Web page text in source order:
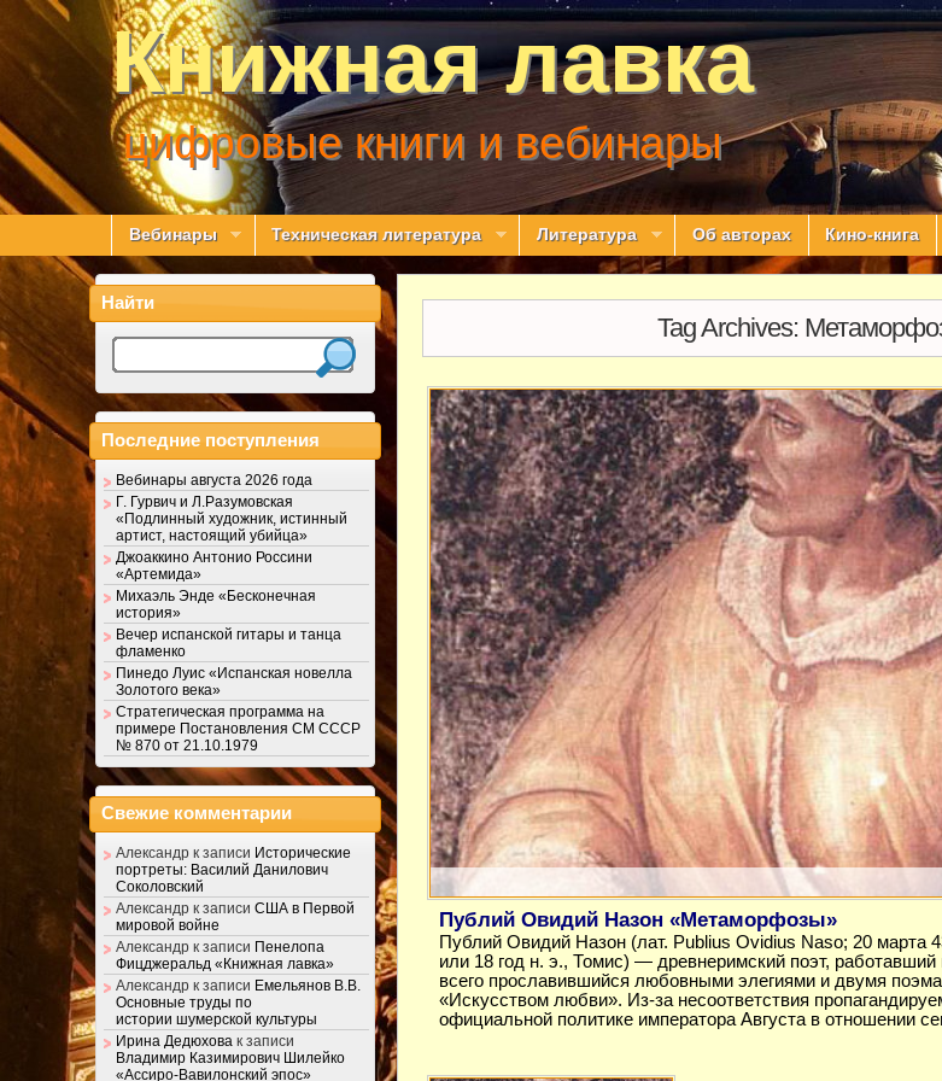
Книжная лавка
цифровые книги и вебинары
Вебинары Техническая литература Литература Об авторах Кино-книга
Tag Archives:
Публий Овидий Назон «Метаморфозы»
Публий Овидий Назон (лат. Publius Ovidius Naso; 20 марта
или 18 год н. э., Томис) — древнеримский поэт,
всего прославившийся любовными элегиями и двумя
«Искусством любви». Из-за несоответствия
официальной политике императора Августа в отношении
Найти
Последние поступления
Вебинары августа 2026 года
Г. Гурвич и Л.Разумовская
«Подлинный художник, истинный
артист, настоящий убийца»
Джоаккино Антонио Россини
«Артемида»
Михаэль Энде «Бесконечная
история»
Вечер испанской гитары и танца
фламенко
Пинедо Луис «Испанская новелла
Золотого века»
Стратегическая программа на
примере Постановления СМ СССР
№ 870 от 21.10.1979
Свежие комментарии
Александр к записи Исторические
портреты: Василий Данилович
Соколовский
Александр к записи США в Первой
мировой войне
Александр к записи Пенелопа
Фицджеральд «Книжная лавка»
Александр к записи Емельянов В.В.
Основные труды по
истории шумерской культуры
Ирина Дедюхова к записи
Владимир Казимирович Шилейко
«Ассиро-Вавилонский эпос»